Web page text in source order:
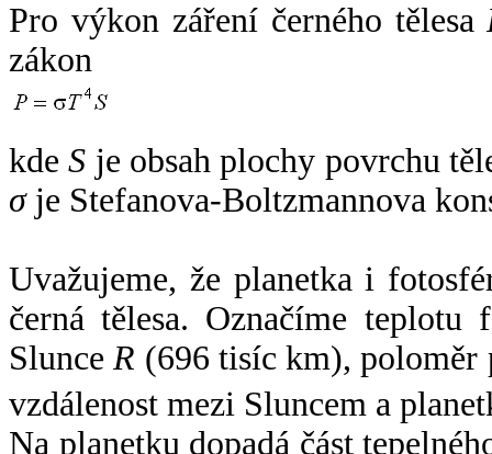
Pro výkon záření černého tělesa
zákon
kdeS je obsah plochy povrchu
σje Stefanova-Boltzmannova
Uvažujeme, že planetka i
černá tělesa. Označíme
SlunceR (696 tisíc km),
vzdálenost mezi Sluncem a
Na planetku dopadá část